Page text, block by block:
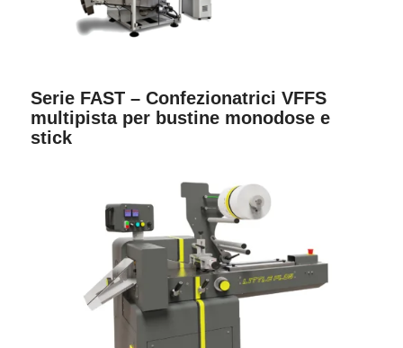
Serie FAST – Confezionatrici VFFS
multipista per bustine monodose e
stick